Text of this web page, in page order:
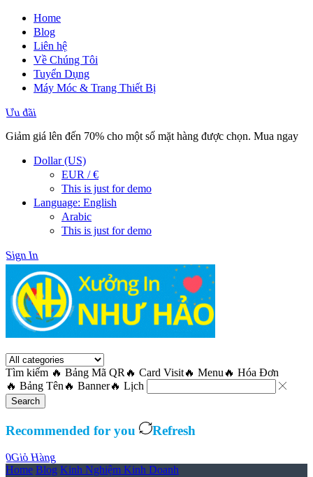
Home
Blog
Liên hệ
Về Chúng Tôi
Tuyển Dụng
Máy Móc & Trang Thiết Bị
Ưu đãi
Giảm giá lên đến 70% cho một số mặt hàng được chọn. Mua ngay
Dollar (US)
EUR / €
This is just for demo
Language: English
Arabic
This is just for demo
Sign In
Tìm kiếm 🔥 Bảng Mã QR 🔥 Card Visit🔥 Menu 🔥 Hóa Đơn
🔥 Bảng Tên 🔥 Banner🔥 Lịch
Search
Recommended for you Refresh
0Giỏ Hàng
Home Blog Kinh Nghiệm Kinh Doanh